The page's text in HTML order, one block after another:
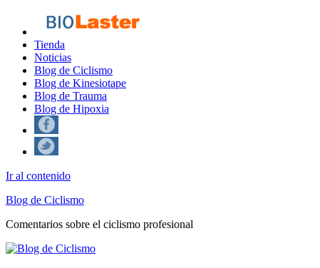
Tienda
Noticias
Blog de Ciclismo
Blog de Kinesiotape
Blog de Trauma
Blog de Hipoxia
Ir al contenido
Blog de Ciclismo
Comentarios sobre el ciclismo profesional